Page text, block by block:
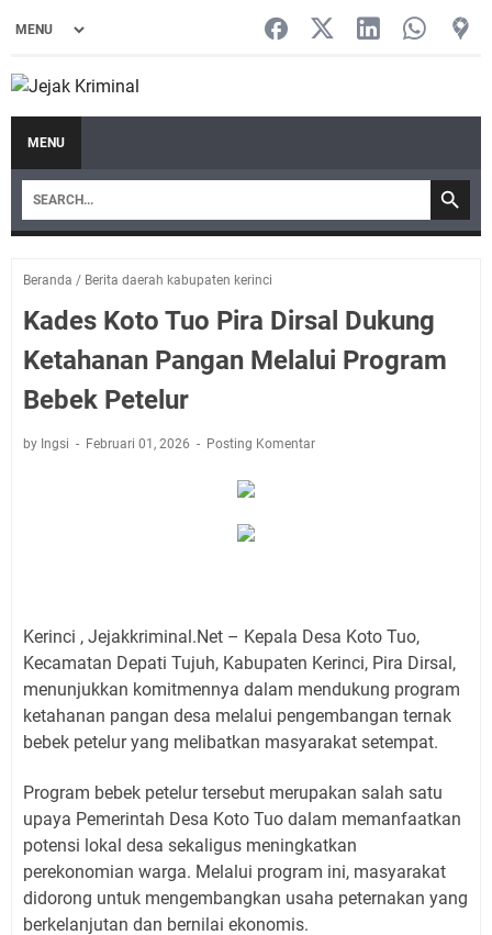
MENU
Beranda / Berita daerah kabupaten kerinci
Kades Koto Tuo Pira Dirsal Dukung
Ketahanan Pangan Melalui Program
Bebek Petelur
by Ingsi Februari 01, 2026 Posting Komentar
Kerinci , Jejakkriminal.Net – Kepala Desa Koto Tuo,
Kecamatan Depati Tujuh, Kabupaten Kerinci, Pira Dirsal,
menunjukkan komitmennya dalam mendukung program
ketahanan pangan desa melalui pengembangan ternak
bebek petelur yang melibatkan masyarakat setempat.
Program bebek petelur tersebut merupakan salah satu
upaya Pemerintah Desa Koto Tuo dalam memanfaatkan
potensi lokal desa sekaligus meningkatkan
perekonomian warga. Melalui program ini, masyarakat
didorong untuk mengembangkan usaha peternakan yang
berkelanjutan dan bernilai ekonomis.